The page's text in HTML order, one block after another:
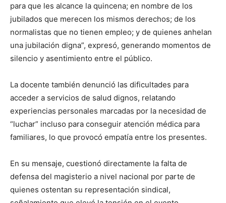
para que les alcance la quincena; en nombre de los
jubilados que merecen los mismos derechos; de los
normalistas que no tienen empleo; y de quienes anhelan
una jubilación digna”, expresó, generando momentos de
silencio y asentimiento entre el público.
La docente también denunció las dificultades para
acceder a servicios de salud dignos, relatando
experiencias personales marcadas por la necesidad de
“luchar” incluso para conseguir atención médica para
familiares, lo que provocó empatía entre los presentes.
En su mensaje, cuestionó directamente la falta de
defensa del magisterio a nivel nacional por parte de
quienes ostentan su representación sindical,